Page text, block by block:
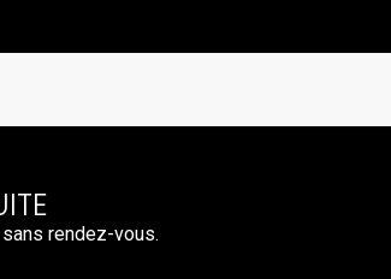
rendez-vous.